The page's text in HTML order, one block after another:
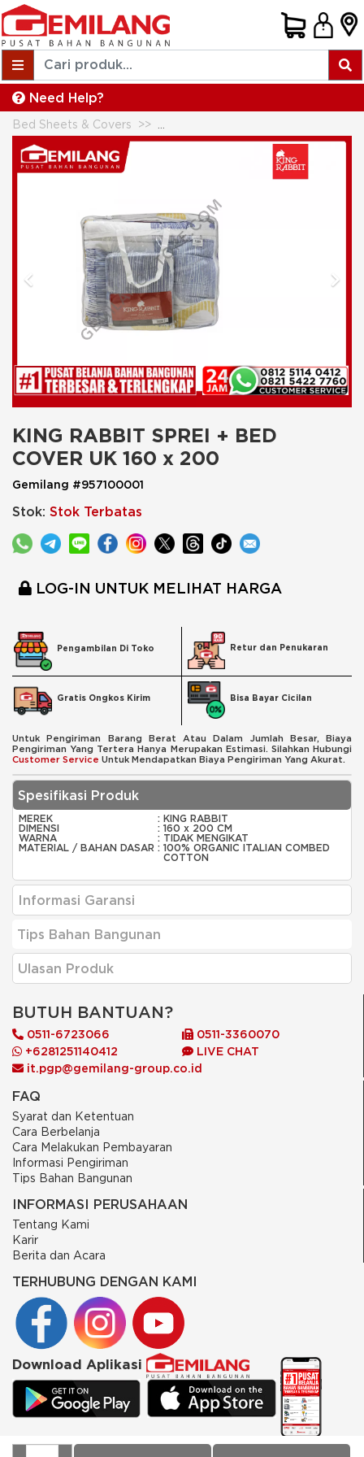
Need Help?
Bed Sheets & Covers
Previous Next
KING RABBIT SPREI + BED
COVER UK 160 x 200
Gemilang #957100001
Stok: Stok Terbatas
LOG-IN UNTUK MELIHAT HARGA
Pengambilan Di Toko Retur dan Penukaran
Gratis Ongkos Kirim Bisa Bayar Cicilan
Untuk Pengiriman Barang Berat Atau Dalam Jumlah Besar, Biaya
Pengiriman Yang Tertera Hanya Merupakan Estimasi. Silahkan Hubungi
Customer Service Untuk Mendapatkan Biaya Pengiriman Yang Akurat.
Spesifikasi Produk
MEREK : KING RABBIT
DIMENSI
: 160 x 200 CM
WARNA
: TIDAK MENGIKAT
MATERIAL / BAHAN DASAR : 100% ORGANIC ITALIAN COMBED
COTTON
Informasi Garansi
Tips Bahan Bangunan
Ulasan Produk
BUTUH BANTUAN?
0511-6723066
0511-3360070
+6281251140412
LIVE CHAT
it.pgp@gemilang-group.co.id
FAQ
Syarat dan Ketentuan
Cara Berbelanja
Cara Melakukan Pembayaran
Informasi Pengiriman
Tips Bahan Bangunan
INFORMASI PERUSAHAAN
Tentang Kami
Karir
Berita dan Acara
TERHUBUNG DENGAN KAMI
Download Aplikasi